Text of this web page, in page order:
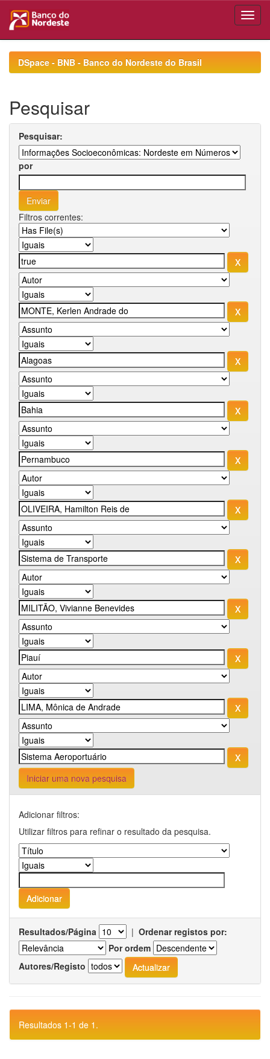
navigationDSpace - BNB - Banco do Nordeste do Brasil
Pesquisar
Pesquisar:
por
Filtros correntes:
Iniciar uma nova pesquisa
Adicionar filtros:
Utilizar filtros para refinar o resultado da pesquisa.
Resultados/Página | Ordenar registos por:
Por ordem
Autores/Registo
Resultados 1-1 de 1.